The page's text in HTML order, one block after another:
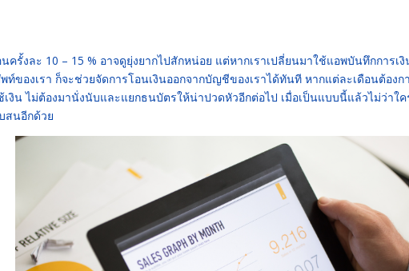
นครั้งละ 10 – 15 % อาจดูยุ่งยากไปสักหน่อย แต่หากเราเปลี่ยนมาใช้แอพบันทึกการเงิ
ท์ของเรา ก็จะช่วยจัดการโอนเงินออกจากบัญชีของเราได้ทันที หากแต่ละเดือนต้องก
เงินไม่ต้องมานั่งนับและแยกธนบัตรให้น่าปวดหัวอีกต่อไป เมื่อเป็นแบบนี้แล้วไม่ว่าใ
สนอีกด้วย